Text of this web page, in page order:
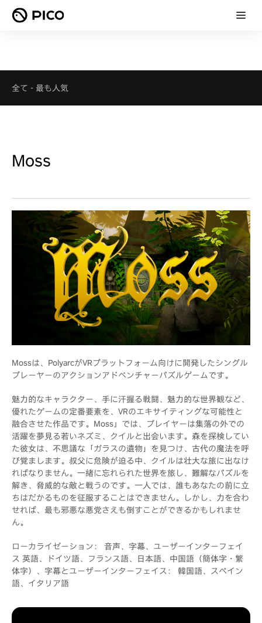
全て - 最も人気
Moss
Mossは、PolyarcがVRプラットフォーム向けに開発したシングル
プレーヤーのアクションアドベンチャーパズルゲームです。
魅力的なキャラクター、手に汗握る戦闘、魅力的な世界観など、
優れたゲームの定番要素を、VRのエキサイティングな可能性と
融合させた作品です。Moss』では、プレイヤーは集落の外での
活躍を夢見る若いネズミ、クイルと出会います。森を探検してい
た彼女は、不思議な「ガラスの遺物」を見つけ、古代の魔法を呼
び覚まします。叔父に危険が迫る中、クイルは壮大な旅に出なけ
ればなりません。一緒に忘れられた世界を旅し、難解なパズルを
解き、脅威的な敵と戦うのです。一人では、誰もあなたの前に立
ちはだかるものを征服することはできません。しかし、力を合わ
せれば、最も邪悪な悪党さえも倒すことができるかもしれませ
ん。
ローカライゼーション： 音声、字幕、ユーザーインターフェイ
ス 英語、ドイツ語、フランス語、日本語、中国語（簡体字・繁
体字）、字幕とユーザーインターフェイス： 韓国語、スペイン
語、イタリア語